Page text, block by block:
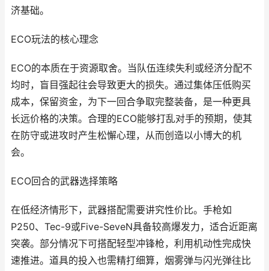
济基础。
ECO玩法的核心理念
ECO的本质在于资源取舍。当队伍连续失利或经济分配不
均时，盲目强起往会导致更大的损失。通过集体压低购买
成本，保留资金，为下一回合争取完整装备，是一种更具
长远价格的决策。合理的ECO能够打乱对手的预期，使其
在防守或进攻时产生松懈心理，从而创造以小博大的机
会。
ECO回合的武器选择策略
在低经济情形下，武器搭配需要讲究性价比。手枪如
P250、Tec-9或Five-SeveN具备较高爆发力，适合近距离
突袭。部分情况下可搭配轻型冲锋枪，利用机动性完成快
速推进。道具的投入也需精打细算，烟雾弹与闪光弹往比